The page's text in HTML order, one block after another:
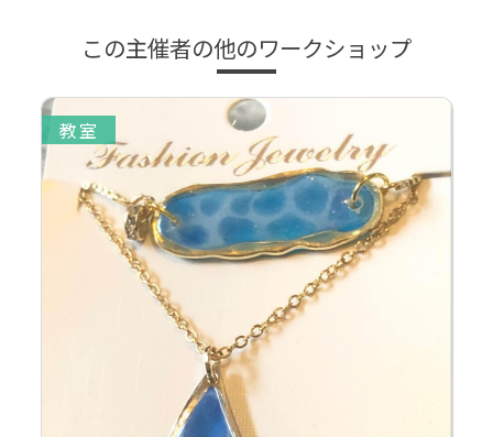
この主催者の他のワークショップ
教室